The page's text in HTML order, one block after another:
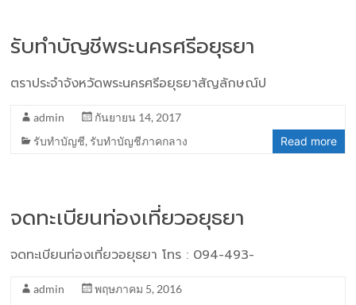
รับทำบัญชีพระนครศรีอยุธยา
ตราประจำจังหวัดพระนครศรีอยุธยาสัญลักษณ์ป
admin
กันยายน 14, 2017
รับทำบัญชี, รับทำบัญชีภาคกลาง Read more
จดทะเบียนท่องเที่ยวอยุธยา
จดทะเบียนท่องเที่ยวอยุธยา โทร : 094-493-
admin
พฤษภาคม 5, 2016